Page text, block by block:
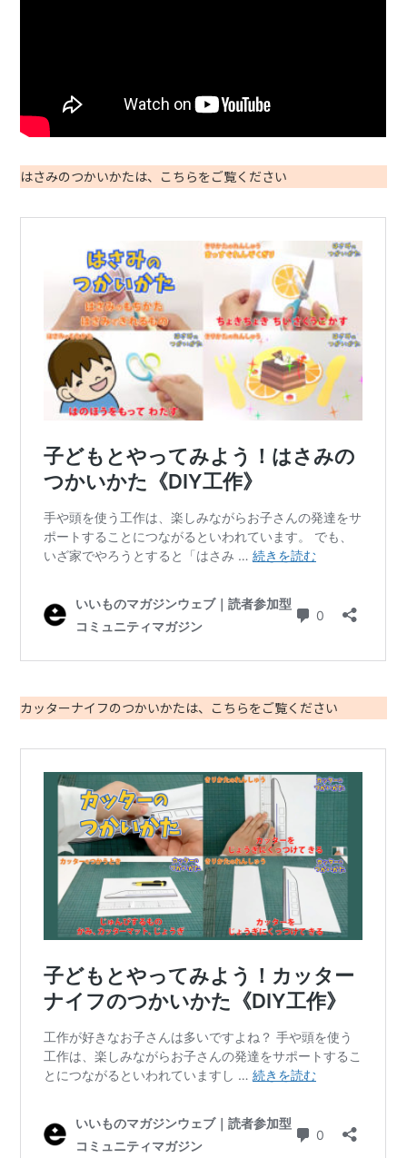
はさみのつかいかたは、こちらをご覧ください
カッターナイフのつかいかたは、こちらをご覧ください